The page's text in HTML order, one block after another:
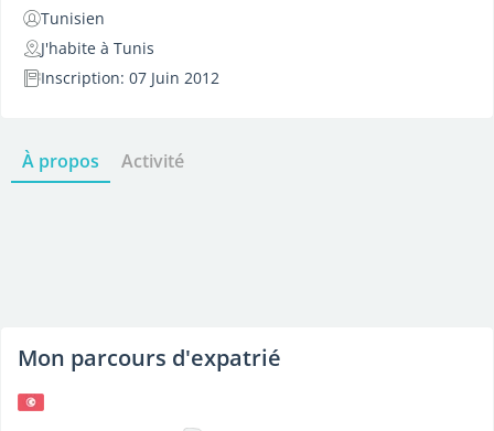
Tunisien
J'habite à Tunis
Inscription: 07 Juin 2012
À propos Activité
Mon parcours d'expatrié